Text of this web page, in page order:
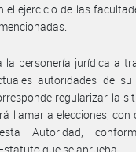
el ejercicio de las
la personería jurídica a
autoridades de
regularizar la
llamar a elecciones,
Autoridad,
que se aprueba.